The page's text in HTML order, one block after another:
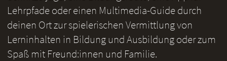
Lehrpfade oder einen Multimedia-Guide durch
deinen Ort zur spielerischen Vermittlung von
Lerninhalten in Bildung und Ausbildung oder zum
Spaß mit Freund:innen und Familie.